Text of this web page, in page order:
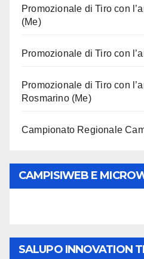
Promozionale di Tiro con
(Me)
Promozionale di Tiro con
Promozionale di Tiro con
Rosmarino (Me)
Campionato Regionale
CAMPISIWEB E
SALUPO INNOVATION